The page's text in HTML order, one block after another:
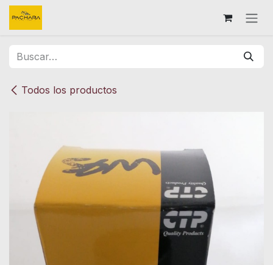
Ir al contenido
Todos los productos